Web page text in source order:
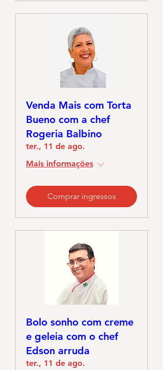
Venda Mais com Torta
Bueno com a chef
Rogeria Balbino
ter., 11 de ago.
Mais informações
Comprar ingressos
Bolo sonho com creme
e geleia com o chef
Edson arruda
ter., 11 de ago.